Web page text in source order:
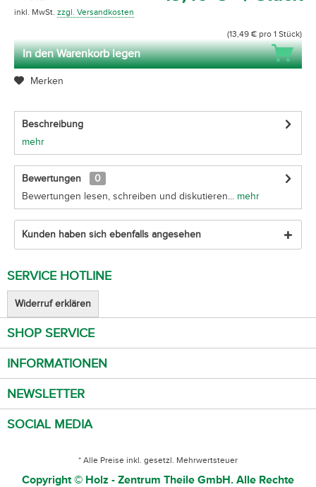
inkl. MwSt. zzgl. Versandkosten
(13,49 € pro 1 Stück)
In den Warenkorb legen
Merken
Beschreibung
mehr
Bewertungen
0
Bewertungen lesen, schreiben und diskutieren... mehr
Kunden haben sich ebenfalls angesehen
SERVICE HOTLINE
Widerruf erklären
SHOP SERVICE
INFORMATIONEN
NEWSLETTER
SOCIAL MEDIA
* Alle Preise inkl. gesetzl. Mehrwertsteuer
Copyright © Holz - Zentrum Theile GmbH. Alle Rechte